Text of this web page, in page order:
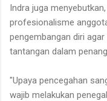
Indra juga
profesionalisme
pengembangan diri
tantangan dalam
"Upaya pencegahan
wajib melakukan